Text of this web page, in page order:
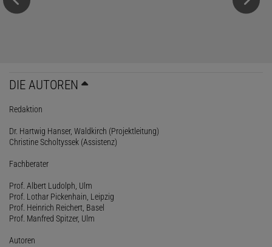
DIE AUTOREN
Redaktion
Dr. Hartwig Hanser, Waldkirch (Projektleitung)
Christine Scholtyssek (Assistenz)
Fachberater
Prof. Albert Ludolph, Ulm
Prof. Lothar Pickenhain, Leipzig
Prof. Heinrich Reichert, Basel
Prof. Manfred Spitzer, Ulm
Autoren